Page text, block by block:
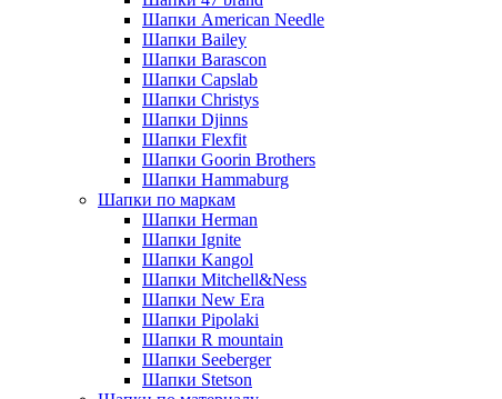
Шапки American Needle
Шапки Bailey
Шапки Barascon
Шапки Capslab
Шапки Christys
Шапки Djinns
Шапки Flexfit
Шапки Goorin Brothers
Шапки Hammaburg
Шапки по маркам
Шапки Herman
Шапки Ignite
Шапки Kangol
Шапки Mitchell&Ness
Шапки New Era
Шапки Pipolaki
Шапки R mountain
Шапки Seeberger
Шапки Stetson